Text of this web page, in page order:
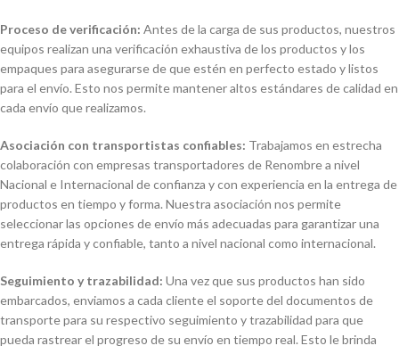
Proceso de verificación: Antes de la carga de sus productos, nuestros
equipos realizan una verificación exhaustiva de los productos y los
empaques para asegurarse de que estén en perfecto estado y listos
para el envío. Esto nos permite mantener altos estándares de calidad en
cada envío que realizamos.
Asociación con transportistas confiables: Trabajamos en estrecha
colaboración con empresas transportadores de Renombre a nivel
Nacional e Internacional de confianza y con experiencia en la entrega de
productos en tiempo y forma. Nuestra asociación nos permite
seleccionar las opciones de envío más adecuadas para garantizar una
entrega rápida y confiable, tanto a nivel nacional como internacional.
Seguimiento y trazabilidad: Una vez que sus productos han sido
embarcados, enviamos a cada cliente el soporte del documentos de
transporte para su respectivo seguimiento y trazabilidad para que
pueda rastrear el progreso de su envío en tiempo real. Esto le brinda